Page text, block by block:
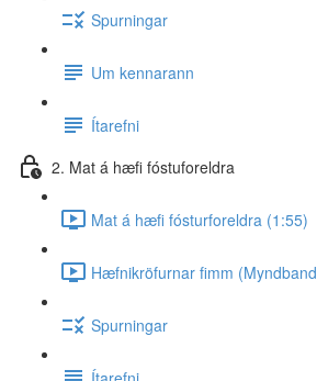
Spurningar
Um kennarann
Ítarefni
2. Mat á hæfi fóstuforeldra
Mat á hæfi fósturforeldra (1:55)
Hæfnikröfurnar fimm
Spurningar